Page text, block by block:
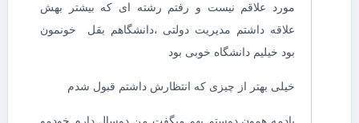
مورد علاقم نیست و رفتم رشته ای که بیشتر بهش
علاقه داشتم مدیریت دولتی ،دانشگاهم بقل خونمون
بود خیلیم دانشگاه خوبی بود
خیلی بهتر از چیزی که انتظارش داشتم قبول شدم